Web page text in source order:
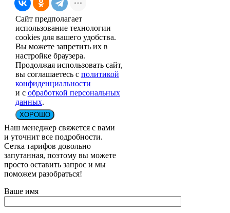
Сайт предполагает
использование технологии
cookies для вашего удобства.
Вы можете запретить их в
настройке браузера.
Продолжая использовать сайт,
вы соглашаетесь с политикой
конфиденциальности
и с обработкой персональных
данных.
ХОРОШО
Наш менеджер свяжется с вами
и уточнит все подробности.
Сетка тарифов довольно
запутанная, поэтому вы можете
просто оставить запрос и мы
поможем разобраться!
Ваше имя